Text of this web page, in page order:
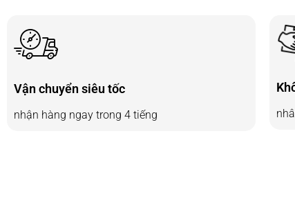
Vận chuyển siêu tốc
nhận hàng ngay trong 4 tiếng